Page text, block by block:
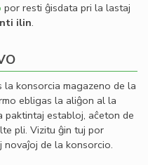
por resti ĝisdata pri la lastaj
ilin.
la konsorcia magazeno de la
ebligas la aliĝon al la
paktintaj establoj, aĉeton de
pli. Vizitu ĝin tuj por
novaĵoj de la konsorcio.